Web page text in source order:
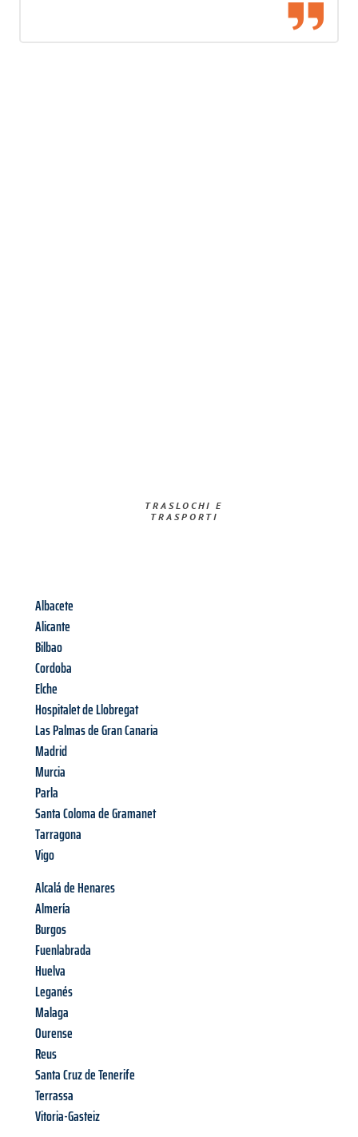
TRASLOCHI E
TRASPORTI​
Albacete
Alicante
Bilbao
Cordoba
Elche
Hospitalet de Llobregat
Las Palmas de Gran Canaria
Madrid
Murcia
Parla
Santa Coloma de Gramanet
Tarragona
Vigo
Alcalá de Henares
Almería
Burgos
Fuenlabrada
Huelva
Leganés
Malaga
Ourense
Reus
Santa Cruz de Tenerife
Terrassa
Vitoria-Gasteiz